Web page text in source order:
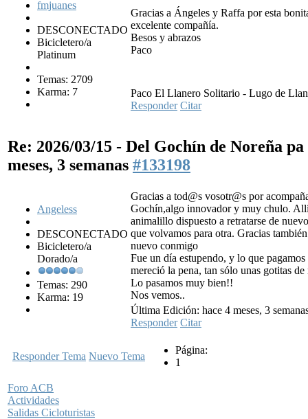
fmjuanes
DESCONECTADO
Bicicletero/a
Platinum
Temas: 2709
Karma: 7
Gracias a Ángeles y Raffa por esta
excelente compañía.
Besos y abrazos
Paco
Paco El Llanero Solitario - Lugo de
Responder Citar
Re: 2026/03/15 - Del Gochín de Noreña
meses, 3 semanas #133198
Angeless
DESCONECTADO
Bicicletero/a
Dorado/a
Temas: 290
Karma: 19
Gracias a tod@s vosotr@s por
Gochín,algo innovador y muy chulo. Allí
animalillo dispuesto a retratarse de
que volvamos para otra. Gracias
nuevo conmigo
Fue un día estupendo, y lo que
mereció la pena, tan sólo unas gotitas
Lo pasamos muy bien!!
Nos vemos..
Última Edición: hace 4 meses, 3
Responder Citar
Responder Tema Nuevo Tema
Página:
1
Foro ACB
Actividades
Salidas Cicloturistas